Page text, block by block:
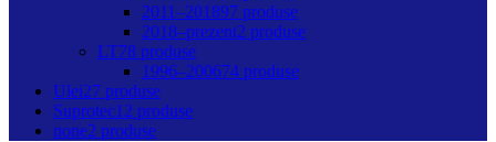
2011–201897 produse
2018–prezent2 produse
LT78 produse
1996–200674 produse
Ulei27 produse
Suprotec12 produse
none2 produse